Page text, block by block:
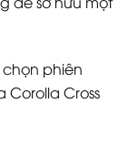
phiên
Cross